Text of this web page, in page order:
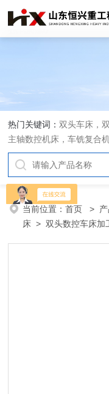
热门关键词：双头车床，
主轴数控机床，车铣复合
当前位置：首页 >
床 > 双头数控车床加